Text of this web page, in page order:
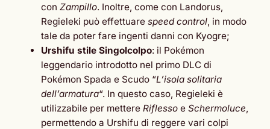
con Zampillo. Inoltre, come con Landorus,
Regieleki può effettuare speed control, in modo
tale da poter fare ingenti danni con Kyogre;
Urshifu stile Singolcolpo: il Pokémon
leggendario introdotto nel primo DLC di
Pokémon Spada e Scudo “L’isola solitaria
dell’armatura“. In questo caso, Regieleki è
utilizzabile per mettere Riflesso e Schermoluce,
permettendo a Urshifu di reggere vari colpi